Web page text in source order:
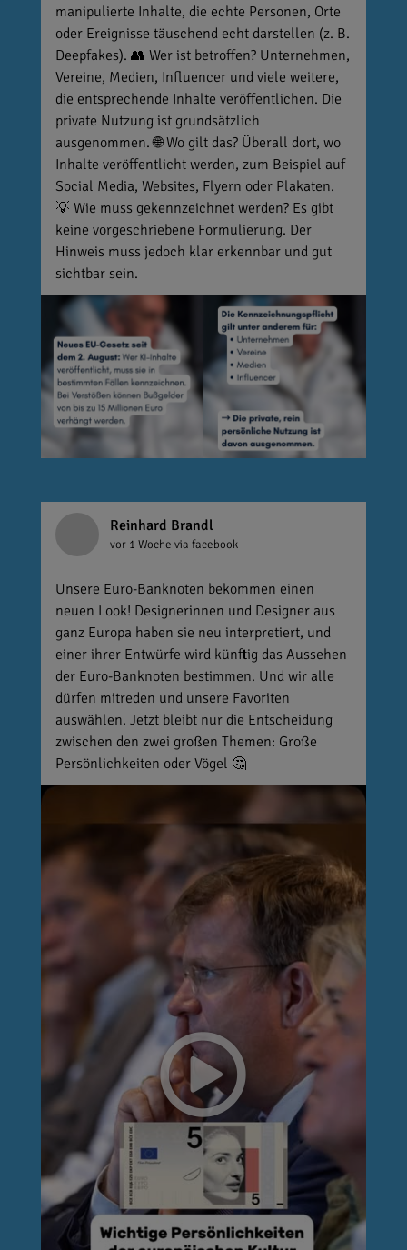
manipulierte Inhalte, die echte Personen, Orte
oder Ereignisse täuschend echt darstellen (z. B.
Deepfakes). 👥 Wer ist betroffen? Unternehmen,
Vereine, Medien, Influencer und viele weitere,
die entsprechende Inhalte veröffentlichen. Die
private Nutzung ist grundsätzlich
ausgenommen. 🌐 Wo gilt das? Überall dort, wo
Inhalte veröffentlicht werden, zum Beispiel auf
Social Media, Websites, Flyern oder Plakaten.
💡 Wie muss gekennzeichnet werden? Es gibt
keine vorgeschriebene Formulierung. Der
Hinweis muss jedoch klar erkennbar und gut
sichtbar sein.
Reinhard Brandl
vor 1 Woche via facebook
Unsere Euro-Banknoten bekommen einen
neuen Look! Designerinnen und Designer aus
ganz Europa haben sie neu interpretiert, und
einer ihrer Entwürfe wird künftig das Aussehen
der Euro-Banknoten bestimmen. Und wir alle
dürfen mitreden und unsere Favoriten
auswählen. Jetzt bleibt nur die Entscheidung
zwischen den zwei großen Themen: Große
Persönlichkeiten oder Vögel 🤔